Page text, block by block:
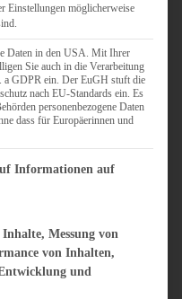
& FISCH
/ BARBECUE
BACKEN
GERICHTE
NUDELGERICHTE
& QUICHES
& RISOTTO
& SNACKS
HERZHAFT
Einstellungen möglicherweise
Daten in den USA. Mit Ihrer
Sie auch in die Verarbeitung
GDPR ein. Der EuGH stuft die
nach EU-Standards ein. Es
personenbezogene Daten
dass für Europäerinnen und
des IAB Transparency and Consent
Informationen auf
Messung von
von Inhalten,
und